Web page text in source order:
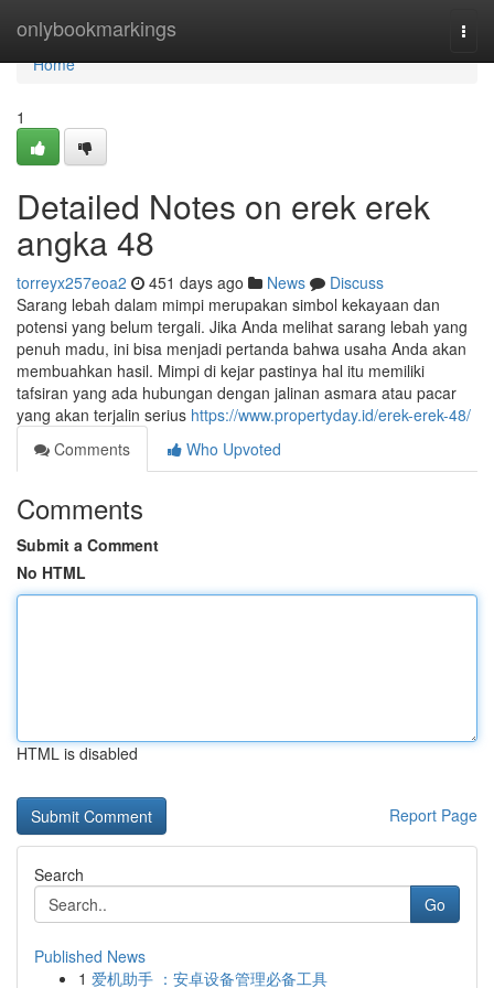
onlybookmarkings
Home
Home
1
Detailed Notes on erek erek
angka 48
torreyx257eoa2 451 days ago News
Discuss
Sarang lebah dalam mimpi merupakan simbol kekayaan dan
potensi yang belum tergali. Jika Anda melihat sarang lebah yang
penuh madu, ini bisa menjadi pertanda bahwa usaha Anda akan
membuahkan hasil. Mimpi di kejar pastinya hal itu memiliki
tafsiran yang ada hubungan dengan jalinan asmara atau pacar
yang akan terjalin serius https://www.propertyday.id/erek-erek-48/
Comments
Who Upvoted
Comments
Submit a Comment
No HTML
HTML is disabled
Report Page
Search
Go
Published News
1 爱机助手 ：安卓设备管理必备工具